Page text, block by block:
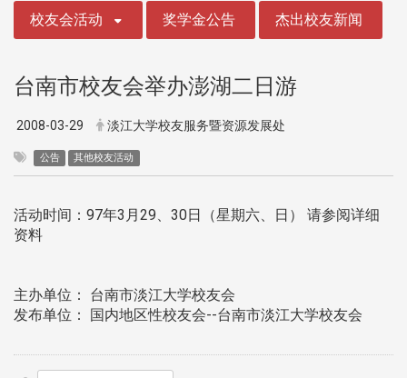
校友会活动 奖学金公告 杰出校友新闻
台南市校友会举办澎湖二日游
2008-03-29 淡江大学校友服务暨资源发展处
公告 其他校友活动
活动时间：97年3月29、30日（星期六、日） 请参阅详细
资料
主办单位： 台南市淡江大学校友会
发布单位： 国内地区性校友会--台南市淡江大学校友会